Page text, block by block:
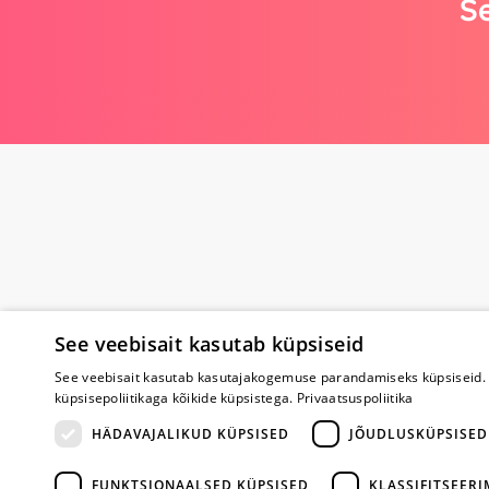
Poe kohta
Meist
See veebisait kasutab küpsiseid
See veebisait kasutab kasutajakogemuse parandamiseks
küpsisepoliitikaga kõikide küpsistega. Privaatsuspoliitika
HÄDAVAJALIKUD KÜPSISED
JÕUDLUSKÜPSISED
FUNKTSIONAALSED KÜPSISED